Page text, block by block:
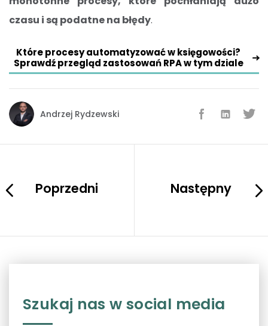
czasu i są podatne na błędy.
Które procesy automatyzować w księgowości?
Sprawdź przegląd zastosowań RPA w tym dziale
Andrzej Rydzewski
Poprzedni Następny
Szukaj nas w social media